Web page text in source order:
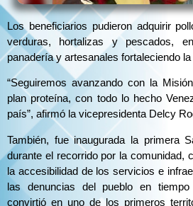
Los beneficiarios pudieron adquirir
verduras, hortalizas y pescados,
panadería y artesanales fortaleciendo
“Seguiremos avanzando con la
plan proteína, con todo lo hecho
país”, afirmó la vicepresidenta Delcy
También, fue inaugurada la primera
durante el recorrido por la comunidad,
la accesibilidad de los servicios e
las denuncias del pueblo en
convirtió en uno de los primeros